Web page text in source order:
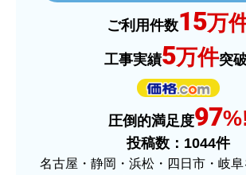
商品の梱包は必要十分なものでしたか？
またこのショップを利用したいですか？
はい
ご利用件数15万
工事実績5万件突
圧倒的満足度97
投稿数： 1044件
名古屋・静岡・浜松・四日市・岐阜